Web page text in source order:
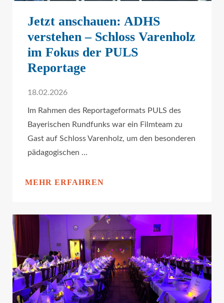
Jetzt anschauen: ADHS
verstehen – Schloss Varenholz
im Fokus der PULS
Reportage
18.02.2026
Im Rahmen des Reportageformats PULS des
Bayerischen Rundfunks war ein Filmteam zu
Gast auf Schloss Varenholz, um den besonderen
pädagogischen …
MEHR ERFAHREN